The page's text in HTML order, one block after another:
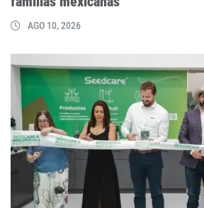
AGO 10, 2026